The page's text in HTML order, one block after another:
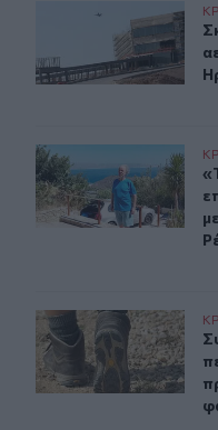
Σκέψεις για
«Του χρόνου
Συναγερμός για